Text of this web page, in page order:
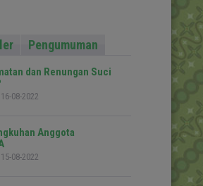
Pengumuman
dan Renungan Suci
08-2022
Anggota
08-2022